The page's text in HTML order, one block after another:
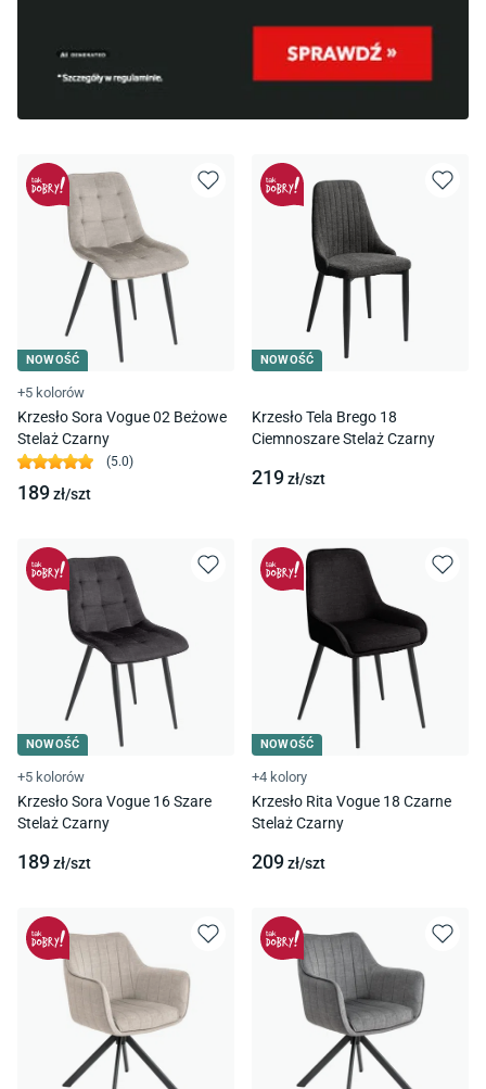
NOWOŚĆ
+5 kolorów
Krzesło Sora Vogue 02 Beżowe
Stelaż Czarny
(5.0)
189zł/szt
NOWOŚĆ
Krzesło Tela Brego 18
Ciemnoszare Stelaż Czarny
219zł/szt
NOWOŚĆ
+5 kolorów
Krzesło Sora Vogue 16 Szare
Stelaż Czarny
189zł/szt
NOWOŚĆ
+4 kolory
Krzesło Rita Vogue 18 Czarne
Stelaż Czarny
209zł/szt